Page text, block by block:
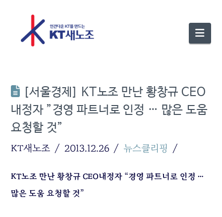
[서울경제] KT노조 만난 황창규 CEO
내정자 ”경영 파트너로 인정 … 많은 도움
요청할 것”
KT새노조 2013.12.26 뉴스클리핑
KT노조 만난 황창규 CEO내정자 “경영 파트너로 인정 …
많은 도움 요청할 것”